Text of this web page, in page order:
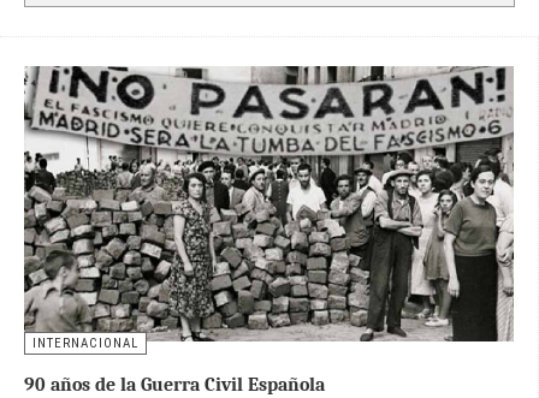
INTERNACIONAL
90 años de la Guerra Civil Española